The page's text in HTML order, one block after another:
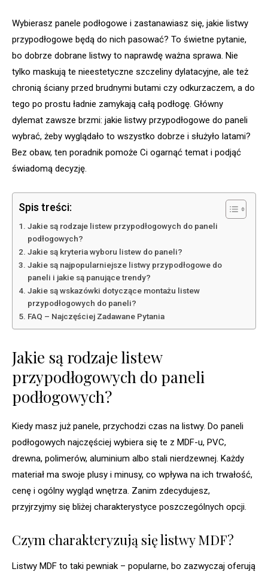
Wybierasz panele podłogowe i zastanawiasz się, jakie listwy
przypodłogowe będą do nich pasować? To świetne pytanie,
bo dobrze dobrane listwy to naprawdę ważna sprawa. Nie
tylko maskują te nieestetyczne szczeliny dylatacyjne, ale też
chronią ściany przed brudnymi butami czy odkurzaczem, a do
tego po prostu ładnie zamykają całą podłogę. Główny
dylemat zawsze brzmi: jakie listwy przypodłogowe do paneli
wybrać, żeby wyglądało to wszystko dobrze i służyło latami?
Bez obaw, ten poradnik pomoże Ci ogarnąć temat i podjąć
świadomą decyzję.
Spis treści:
Jakie są rodzaje listew przypodłogowych do paneli
podłogowych?
Jakie są kryteria wyboru listew do paneli?
Jakie są najpopularniejsze listwy przypodłogowe do
paneli i jakie są panujące trendy?
Jakie są wskazówki dotyczące montażu listew
przypodłogowych do paneli?
FAQ – Najczęściej Zadawane Pytania
Jakie są rodzaje listew
przypodłogowych do paneli
podłogowych?
Kiedy masz już panele, przychodzi czas na listwy. Do paneli
podłogowych najczęściej wybiera się te z MDF-u, PVC,
drewna, polimerów, aluminium albo stali nierdzewnej. Każdy
materiał ma swoje plusy i minusy, co wpływa na ich trwałość,
cenę i ogólny wygląd wnętrza. Zanim zdecydujesz,
przyjrzyjmy się bliżej charakterystyce poszczególnych opcji.
Czym charakteryzują się listwy MDF?
Listwy MDF to taki pewniak – popularne, bo zazwyczaj oferują